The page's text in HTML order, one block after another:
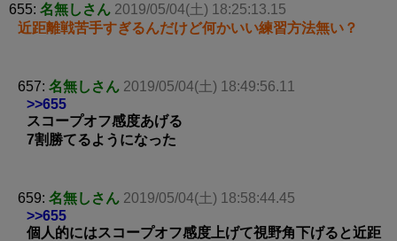
655: 名無しさん 2019/05/04(土) 18:25:13.15
近距離戦苦手すぎるんだけど何かいい練習方法無い？
657: 名無しさん 2019/05/04(土) 18:49:56.11
>>655
スコープオフ感度あげる
7割勝てるようになった
659: 名無しさん 2019/05/04(土) 18:58:44.45
>>655
個人的にはスコープオフ感度上げて視野角下げると近距